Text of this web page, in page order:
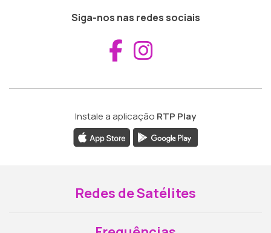
Siga-nos nas redes sociais
Aceder ao
Instale a aplicação RTP Play
Redes de Satélites